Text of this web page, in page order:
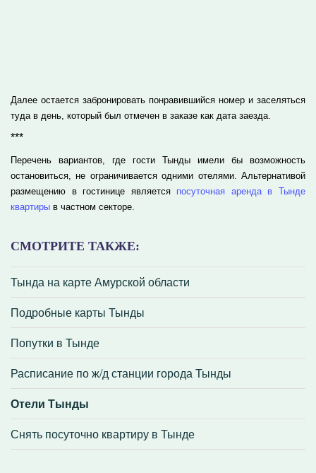
СМОТРИТЕ ТАКЖЕ:
Тында на карте Амурской области
Подробные карты Тынды
Попутки в Тынде
Расписание по ж/д станции города Тынды
Отели Тынды
Снять посуточно квартиру в Тынде
Далее остается забронировать понравившийся номер и заселяться
туда в день, который был отмечен в заказе как дата заезда.
***
Перечень вариантов, где гости Тынды имели бы возможность
остановиться, не ограничивается одними отелями. Альтернативой
размещению в гостинице является посуточная аренда в Тынде
квартиры в частном секторе.